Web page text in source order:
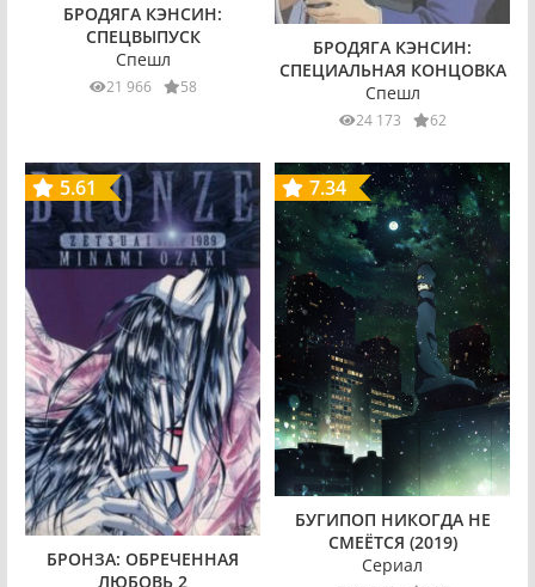
БРОДЯГА КЭНСИН:
СПЕЦВЫПУСК
Спешл
21 966 58
БРОДЯГА КЭНСИН:
СПЕЦИАЛЬНАЯ КОНЦОВКА
Спешл
24 173 62
5.61
БРОНЗА: ОБРЕЧЕННАЯ
ЛЮБОВЬ 2
7.34
БУГИПОП НИКОГДА НЕ
СМЕЁТСЯ (2019)
Сериал